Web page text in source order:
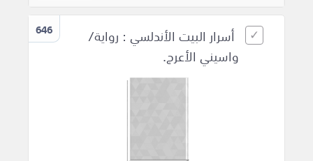
646
أسرار البيت الأندلسي : رواية/
واسيني الأعرج.